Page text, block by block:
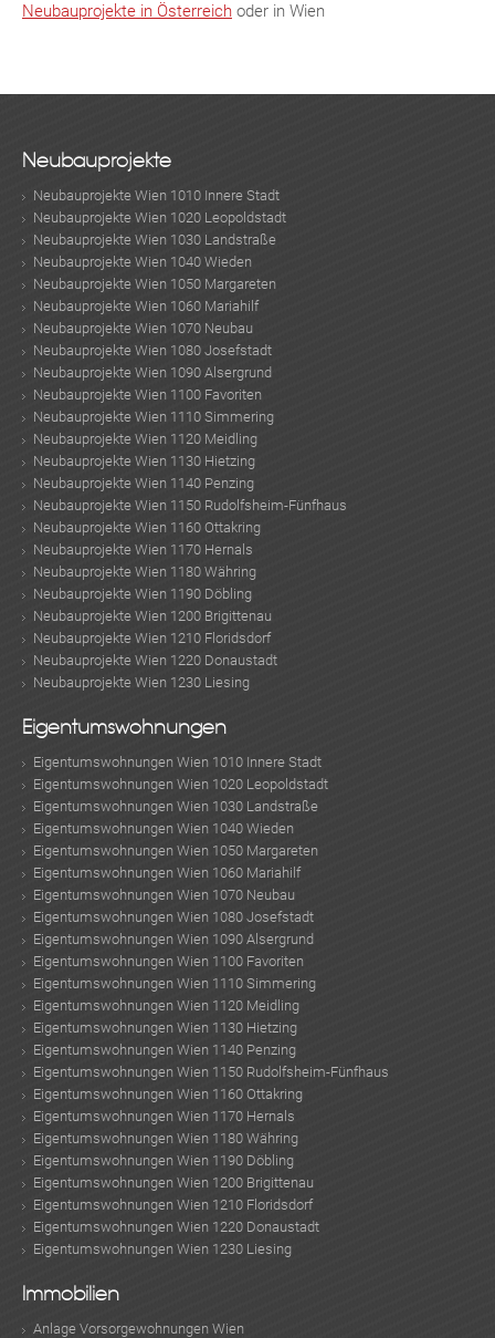
Neubauprojekte in Österreich oder in Wien
Neubauprojekte
Neubauprojekte Wien 1010 Innere Stadt
Neubauprojekte Wien 1020 Leopoldstadt
Neubauprojekte Wien 1030 Landstraße
Neubauprojekte Wien 1040 Wieden
Neubauprojekte Wien 1050 Margareten
Neubauprojekte Wien 1060 Mariahilf
Neubauprojekte Wien 1070 Neubau
Neubauprojekte Wien 1080 Josefstadt
Neubauprojekte Wien 1090 Alsergrund
Neubauprojekte Wien 1100 Favoriten
Neubauprojekte Wien 1110 Simmering
Neubauprojekte Wien 1120 Meidling
Neubauprojekte Wien 1130 Hietzing
Neubauprojekte Wien 1140 Penzing
Neubauprojekte Wien 1150 Rudolfsheim-Fünfhaus
Neubauprojekte Wien 1160 Ottakring
Neubauprojekte Wien 1170 Hernals
Neubauprojekte Wien 1180 Währing
Neubauprojekte Wien 1190 Döbling
Neubauprojekte Wien 1200 Brigittenau
Neubauprojekte Wien 1210 Floridsdorf
Neubauprojekte Wien 1220 Donaustadt
Neubauprojekte Wien 1230 Liesing
Eigentumswohnungen
Eigentumswohnungen Wien 1010 Innere Stadt
Eigentumswohnungen Wien 1020 Leopoldstadt
Eigentumswohnungen Wien 1030 Landstraße
Eigentumswohnungen Wien 1040 Wieden
Eigentumswohnungen Wien 1050 Margareten
Eigentumswohnungen Wien 1060 Mariahilf
Eigentumswohnungen Wien 1070 Neubau
Eigentumswohnungen Wien 1080 Josefstadt
Eigentumswohnungen Wien 1090 Alsergrund
Eigentumswohnungen Wien 1100 Favoriten
Eigentumswohnungen Wien 1110 Simmering
Eigentumswohnungen Wien 1120 Meidling
Eigentumswohnungen Wien 1130 Hietzing
Eigentumswohnungen Wien 1140 Penzing
Eigentumswohnungen Wien 1150 Rudolfsheim-Fünfhaus
Eigentumswohnungen Wien 1160 Ottakring
Eigentumswohnungen Wien 1170 Hernals
Eigentumswohnungen Wien 1180 Währing
Eigentumswohnungen Wien 1190 Döbling
Eigentumswohnungen Wien 1200 Brigittenau
Eigentumswohnungen Wien 1210 Floridsdorf
Eigentumswohnungen Wien 1220 Donaustadt
Eigentumswohnungen Wien 1230 Liesing
Immobilien
Anlage Vorsorgewohnungen Wien